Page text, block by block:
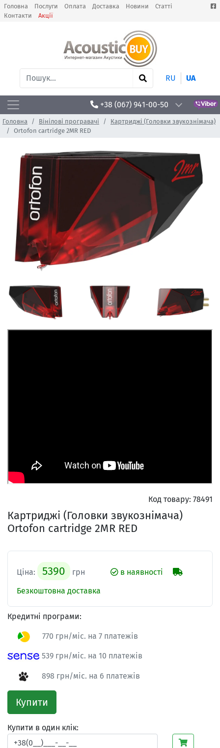
Головна Послуги Оплата Доставка Новини
Статті
Контакти
Акції
RU UA
+38 (067) 941-00-50
Головна Вінілові програвачі
Картриджі (Головки звукознімача)
Ortofon cartridge 2MR RED
Код товару: 78491
Картриджі (Головки звукознімача)
Ortofon cartridge 2MR RED
Ціна: 5390 грн
в наявності
Безкоштовна доставка
Кредитні програми:
770 грн/міс. на 7 платежів
539 грн/міс. на 10 платежів
898 грн/міс. на 6 платежів
Купити
Купити в один клік: